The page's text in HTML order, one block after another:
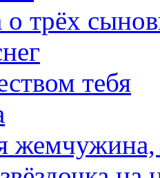
о трёх
тебя
жемчужина,